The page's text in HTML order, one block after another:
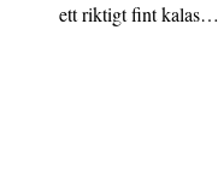
ett riktigt fint kalas…